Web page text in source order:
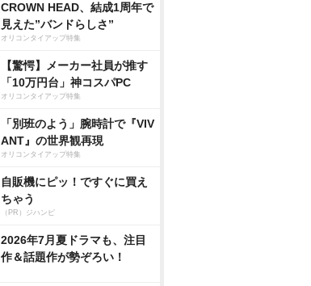
CROWN HEAD、結成1周年で
見えた”バンドらしさ”
オリコンタイアップ特集
【驚愕】メーカー社員が推す
「10万円台」神コスパPC
オリコンタイアップ特集
「別班のよう」腕時計で『VIV
ANT』の世界観再現
オリコンタイアップ特集
自販機にピッ！ですぐに買え
ちゃう
（PR）ジハンピ
2026年7月夏ドラマも、注目
作＆話題作が勢ぞろい！